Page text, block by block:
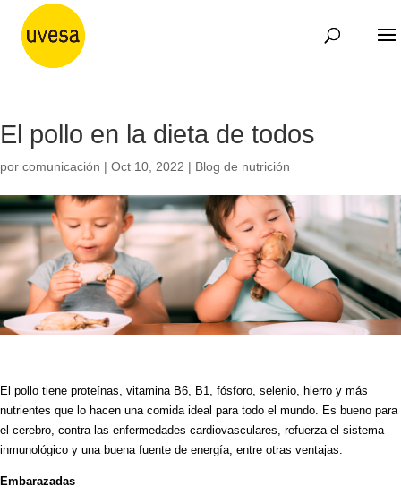
El pollo en la dieta de todos
por comunicación | Oct 10, 2022 | Blog de nutrición
El pollo tiene proteínas, vitamina B6, B1, fósforo, selenio, hierro y más
nutrientes que lo hacen una comida ideal para todo el mundo. Es bueno para
el cerebro, contra las enfermedades cardiovasculares, refuerza el sistema
inmunológico y una buena fuente de energía, entre otras ventajas.
Embarazadas